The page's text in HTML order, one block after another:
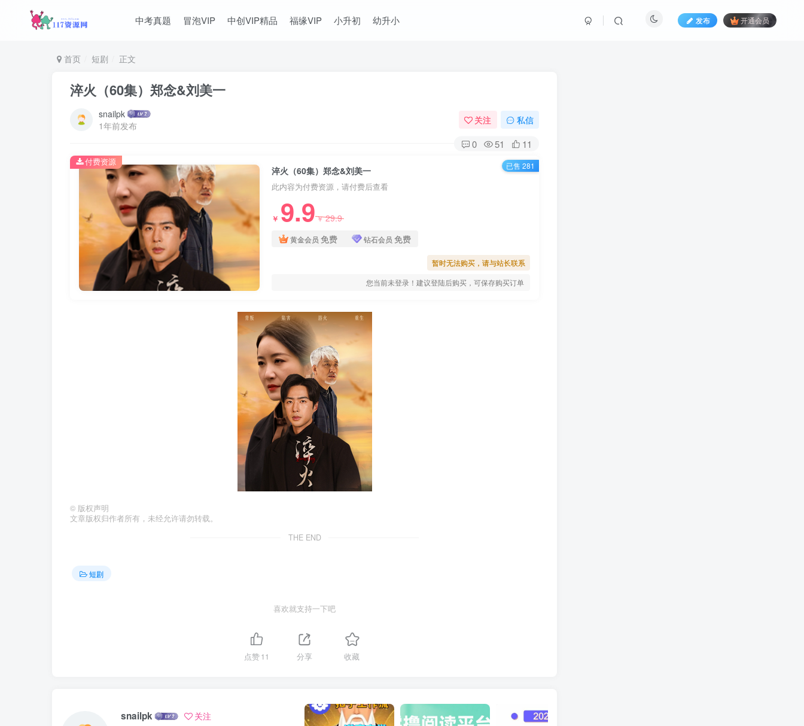
中考真题 冒泡VIP 中创VIP精品 福缘VIP 小升初 幼升小 发布 开通会员
首页 短剧 正文
淬火（60集）郑念&刘美一
snailpk
1年前发布
关注 私信
0 51 11
淬火（60集）郑念&刘美一
此内容为付费资源，请付费后查看
￥ 9.9￥29.9
黄金会员 免费 钻石会员 免费
暂时无法购买，请与站长联系
您当前未登录！建议登陆后购买，可保存购买订单
付费资源 已售 281
© 版权声明
文章版权归作者所有，未经允许请勿转载。
THE END
短剧
喜欢就支持一下吧
点赞11 分享 收藏
snailpk 关注